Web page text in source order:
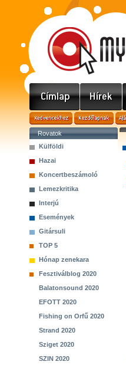
Rovatok
Külföldi
Hazai
Koncertbeszámoló
Lemezkritika
Interjú
Események
Gitársuli
TOP 5
Hónap zenekara
Fesztiválblog 2020
Balatonsound 2020
EFOTT 2020
Fishing on Orfű 2020
Strand 2020
Sziget 2020
SZIN 2020